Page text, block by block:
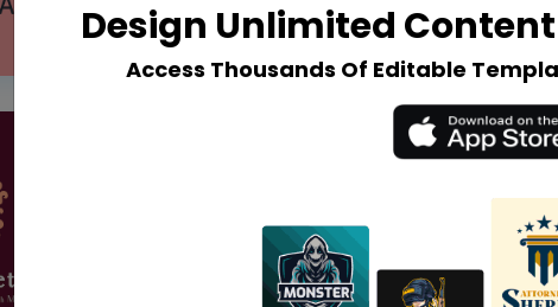
Design Unlimited
Access Thousands Of Editable